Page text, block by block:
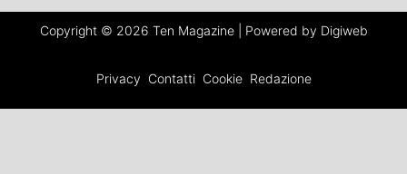
Copyright © 2026 Ten Magazine | Powered by Digiweb
Privacy Contatti Cookie Redazione